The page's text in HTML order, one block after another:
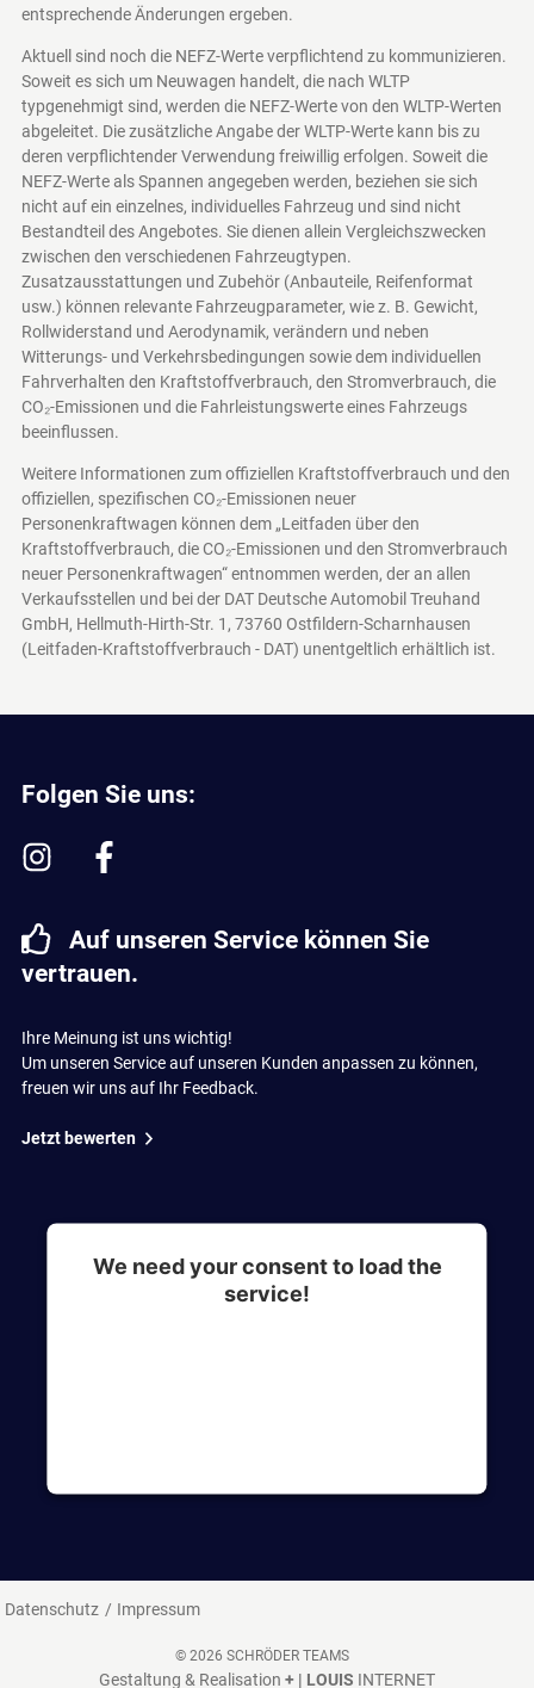
entsprechende Änderungen ergeben.
Aktuell sind noch die NEFZ-Werte verpflichtend zu kommunizieren.
Soweit es sich um Neuwagen handelt, die nach WLTP
typgenehmigt sind, werden die NEFZ-Werte von den WLTP-Werten
abgeleitet. Die zusätzliche Angabe der WLTP-Werte kann bis zu
deren verpflichtender Verwendung freiwillig erfolgen. Soweit die
NEFZ-Werte als Spannen angegeben werden, beziehen sie sich
nicht auf ein einzelnes, individuelles Fahrzeug und sind nicht
Bestandteil des Angebotes. Sie dienen allein Vergleichszwecken
zwischen den verschiedenen Fahrzeugtypen.
Zusatzausstattungen und Zubehör (Anbauteile, Reifenformat
usw.) können relevante Fahrzeugparameter, wie z. B. Gewicht,
Rollwiderstand und Aerodynamik, verändern und neben
Witterungs- und Verkehrsbedingungen sowie dem individuellen
Fahrverhalten den Kraftstoffverbrauch, den Stromverbrauch, die
CO₂-Emissionen und die Fahrleistungswerte eines Fahrzeugs
beeinflussen.
Weitere Informationen zum offiziellen Kraftstoffverbrauch und den
offiziellen, spezifischen CO₂-Emissionen neuer
Personenkraftwagen können dem „Leitfaden über den
Kraftstoffverbrauch, die CO₂-Emissionen und den Stromverbrauch
neuer Personenkraftwagen“ entnommen werden, der an allen
Verkaufsstellen und bei der DAT Deutsche Automobil Treuhand
GmbH, Hellmuth-Hirth-Str. 1, 73760 Ostfildern-Scharnhausen
(Leitfaden-Kraftstoffverbrauch - DAT) unentgeltlich erhältlich ist.
Folgen Sie uns:
Auf unseren Service können Sie
vertrauen.
Ihre Meinung ist uns wichtig!
Um unseren Service auf unseren Kunden anpassen zu können,
freuen wir uns auf Ihr Feedback.
Jetzt bewerten
We need your consent to load the
service!
Datenschutz Impressum
© 2026 SCHRÖDER TEAMS
Gestaltung & Realisation + | LOUIS INTERNET